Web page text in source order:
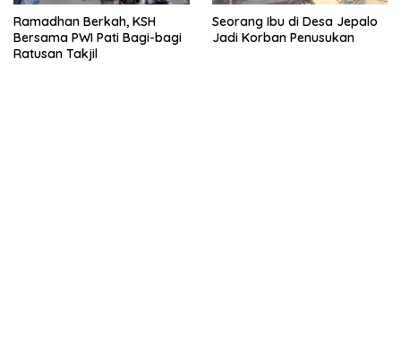
Ramadhan Berkah, KSH
Bersama PWI Pati Bagi-bagi
Ratusan Takjil
Seorang Ibu di Desa Jepalo
Jadi Korban Penusukan